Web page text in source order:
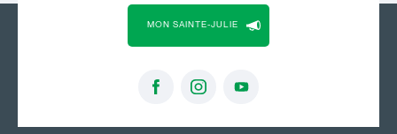
MON SAINTE-JULIE